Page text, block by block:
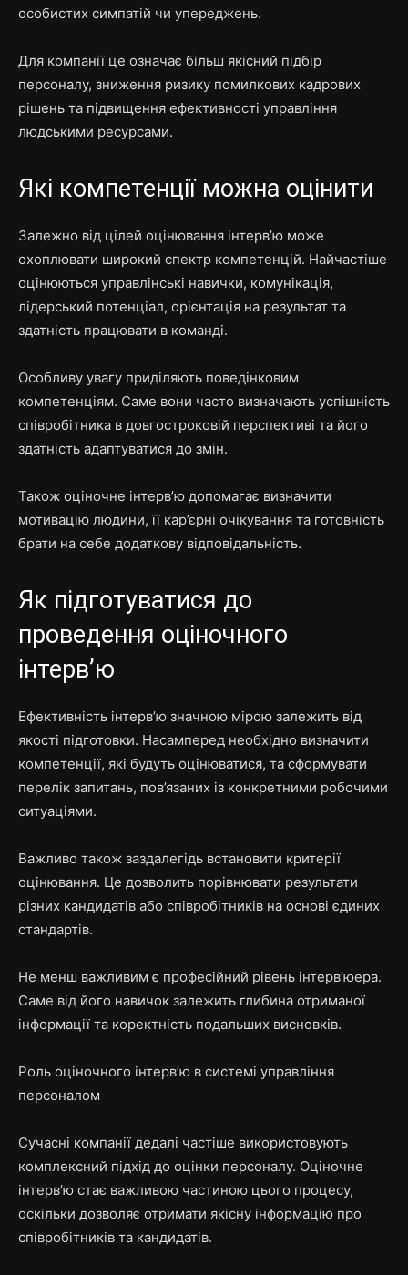
особистих симпатій чи упереджень.
Для компанії це означає більш якісний підбір
персоналу, зниження ризику помилкових кадрових
рішень та підвищення ефективності управління
людськими ресурсами.
Які компетенції можна оцінити
Залежно від цілей оцінювання інтерв’ю може
охоплювати широкий спектр компетенцій. Найчастіше
оцінюються управлінські навички, комунікація,
лідерський потенціал, орієнтація на результат та
здатність працювати в команді.
Особливу увагу приділяють поведінковим
компетенціям. Саме вони часто визначають успішність
співробітника в довгостроковій перспективі та його
здатність адаптуватися до змін.
Також оціночне інтерв’ю допомагає визначити
мотивацію людини, її кар’єрні очікування та готовність
брати на себе додаткову відповідальність.
Як підготуватися до
проведення оціночного
інтерв’ю
Ефективність інтерв’ю значною мірою залежить від
якості підготовки. Насамперед необхідно визначити
компетенції, які будуть оцінюватися, та сформувати
перелік запитань, пов’язаних із конкретними робочими
ситуаціями.
Важливо також заздалегідь встановити критерії
оцінювання. Це дозволить порівнювати результати
різних кандидатів або співробітників на основі єдиних
стандартів.
Не менш важливим є професійний рівень інтерв’юера.
Саме від його навичок залежить глибина отриманої
інформації та коректність подальших висновків.
Роль оціночного інтерв’ю в системі управління
персоналом
Сучасні компанії дедалі частіше використовують
комплексний підхід до оцінки персоналу. Оціночне
інтерв’ю стає важливою частиною цього процесу,
оскільки дозволяє отримати якісну інформацію про
співробітників та кандидатів.